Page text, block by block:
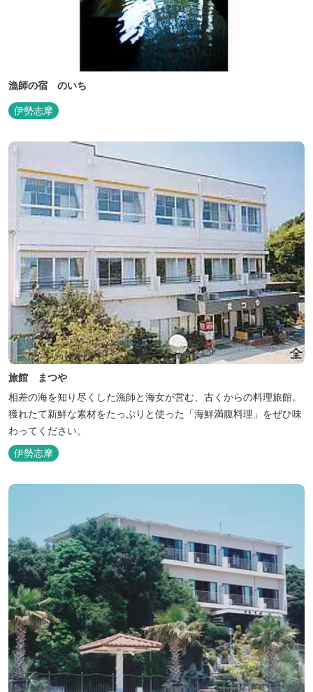
漁師の宿 のいち
伊勢志摩
旅館 まつや
相差の海を知り尽くした漁師と海女が営む、古くからの料理旅館。
獲れたて新鮮な素材をたっぷりと使った「海鮮満腹料理」をぜひ味
わってください。
伊勢志摩